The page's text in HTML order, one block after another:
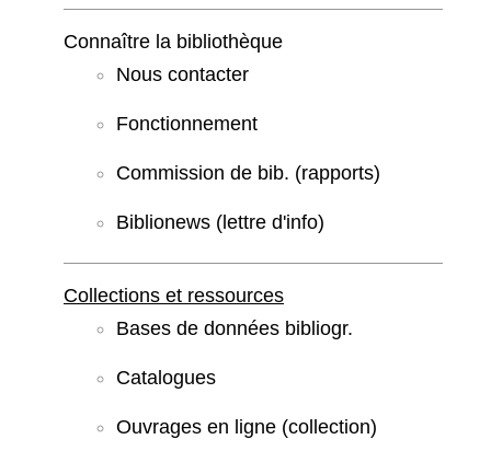
Connaître la bibliothèque
Nous contacter
Fonctionnement
Commission de bib. (rapports)
Biblionews (lettre d'info)
Collections et ressources
Bases de données bibliogr.
Catalogues
Ouvrages en ligne (collection)